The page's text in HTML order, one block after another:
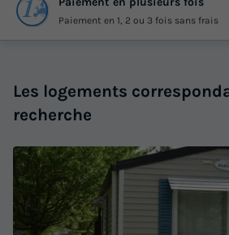
Paiement en 1, 2 ou 3 fois sans frais
Les logements
recherche